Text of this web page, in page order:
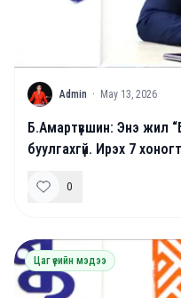
A Admin · May 13, 2026
Б.Амартүвшин: Энэ жил
буулгахгүй. Ирэх 7
0
Цаг үеийн мэдээ